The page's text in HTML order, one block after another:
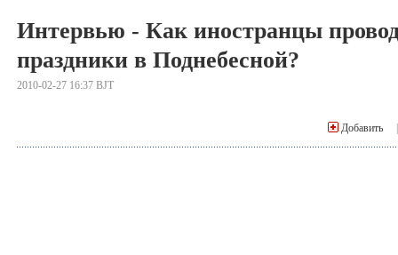
Интервью - Как иностранцы
праздники в Поднебесной?
2010-02-27 16:37 BJT
Добавить